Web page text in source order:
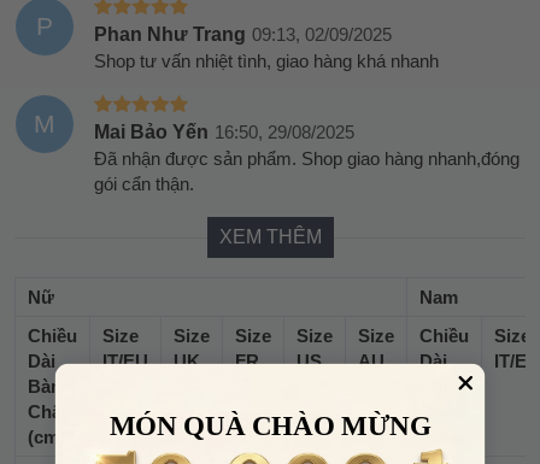
P Phan Như Trang 09:13, 02/09/2025
Shop tư vấn nhiệt tình, giao hàng khá nhanh
M Mai Bảo Yến 16:50, 29/08/2025
Đã nhận được sản phẩm. Shop giao hàng nhanh,đóng
gói cẩn thận.
XEM THÊM
Nữ
Nam
Chiều
Dài
Bàn
Chân
(cm)
Size
IT/EU
Size
UK
Size
FR
Size
US
Size
AU
Chiều
Dài
(cm)
Size
IT/EU
MÓN QUÀ CHÀO MỪNG